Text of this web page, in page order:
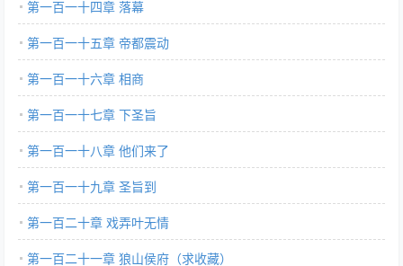
第一百一十四章 落幕
第一百一十五章 帝都震动
第一百一十六章 相商
第一百一十七章 下圣旨
第一百一十八章 他们来了
第一百一十九章 圣旨到
第一百二十章 戏弄叶无情
第一百二十一章 狼山侯府（求收藏）